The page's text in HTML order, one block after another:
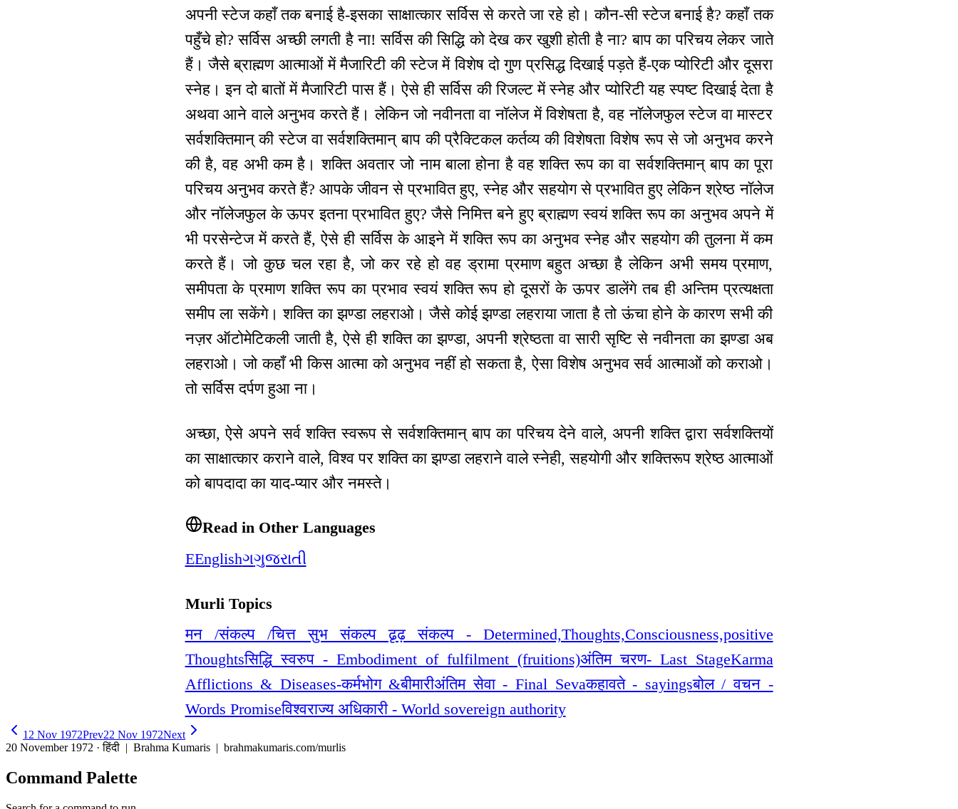
अपनी स्टेज कहाँ तक बनाई है-इसका साक्षात्कार सर्विस से करते जा रहे हो। कौन-सी स्टेज बनाई है? कहाँ तक
पहुँचे हो? सर्विस अच्छी लगती है ना! सर्विस की सिद्धि को देख कर खुशी होती है ना? बाप का परिचय लेकर जाते
हैं। जैसे ब्राह्मण आत्माओं में मैजारिटी की स्टेज में विशेष दो गुण प्रसिद्ध दिखाई पड़ते हैं-एक प्योरिटी और दूसरा
स्नेह। इन दो बातों में मैजारिटी पास हैं। ऐसे ही सर्विस की रिजल्ट में स्नेह और प्योरिटी यह स्पष्ट दिखाई देता है
अथवा आने वाले अनुभव करते हैं। लेकिन जो नवीनता वा नॉलेज में विशेषता है, वह नॉलेजफुल स्टेज वा मास्टर
सर्वशक्तिमान् की स्टेज वा सर्वशक्तिमान् बाप की प्रैक्टिकल कर्तव्य की विशेषता विशेष रूप से जो अनुभव करने
की है, वह अभी कम है। शक्ति अवतार जो नाम बाला होना है वह शक्ति रूप का वा सर्वशक्तिमान् बाप का पूरा
परिचय अनुभव करते हैं? आपके जीवन से प्रभावित हुए, स्नेह और सहयोग से प्रभावित हुए लेकिन श्रेष्ठ नॉलेज
और नॉलेजफुल के ऊपर इतना प्रभावित हुए? जैसे निमित्त बने हुए ब्राह्मण स्वयं शक्ति रूप का अनुभव अपने में
भी परसेन्टेज में करते हैं, ऐसे ही सर्विस के आइने में शक्ति रूप का अनुभव स्नेह और सहयोग की तुलना में कम
करते हैं। जो कुछ चल रहा है, जो कर रहे हो वह ड्रामा प्रमाण बहुत अच्छा है लेकिन अभी समय प्रमाण,
समीपता के प्रमाण शक्ति रूप का प्रभाव स्वयं शक्ति रूप हो दूसरों के ऊपर डालेंगे तब ही अन्तिम प्रत्यक्षता
समीप ला सकेंगे। शक्ति का झण्डा लहराओ। जैसे कोई झण्डा लहराया जाता है तो ऊंचा होने के कारण सभी की
नज़र ऑटोमेटिकली जाती है, ऐसे ही शक्ति का झण्डा, अपनी श्रेष्ठता वा सारी सृष्टि से नवीनता का झण्डा अब
लहराओ। जो कहाँ भी किस आत्मा को अनुभव नहीं हो सकता है, ऐसा विशेष अनुभव सर्व आत्माओं को कराओ।
तो सर्विस दर्पण हुआ ना।
अच्छा, ऐसे अपने सर्व शक्ति स्वरूप से सर्वशक्तिमान् बाप का परिचय देने वाले, अपनी शक्ति द्वारा सर्वशक्तियों
का साक्षात्कार कराने वाले, विश्व पर शक्ति का झण्डा लहराने वाले स्नेही, सहयोगी और शक्तिरूप श्रेष्ठ आत्माओं
को बापदादा का याद-प्यार और नमस्ते।
Read in Other Languages
EEnglishગગુજરાતી
Murli Topics
मन /संकल्प /चित्त सुभ संकल्प ढृढ़ संकल्प - Determined,Thoughts,Consciousness,positive
Thoughtsसिद्धि स्वरुप - Embodiment of fulfilment (fruitions)अंतिम चरण- Last StageKarma
Afflictions & Diseases-कर्मभोग &बीमारीअंतिम सेवा - Final Sevaकहावते - sayingsबोल / वचन -
Words Promiseविश्वराज्य अधिकारी - World sovereign authority
12 Nov 1972Prev22 Nov 1972Next
20 November 1972 · हिंदी | Brahma Kumaris | brahmakumaris.com/murlis
Command Palette